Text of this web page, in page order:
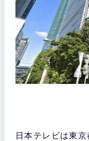
日本テレビは東